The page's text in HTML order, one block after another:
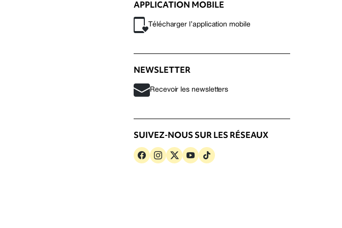
APPLICATION MOBILE
Télécharger l’application mobile
NEWSLETTER
Recevoir les newsletters
SUIVEZ-NOUS SUR LES RÉSEAUX